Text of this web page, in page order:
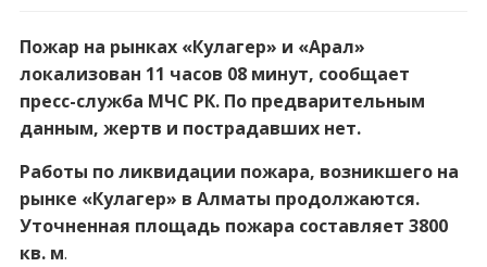
Пожар на рынках «Кулагер» и «Арал»
локализован 11 часов 08 минут, сообщает
пресс-служба МЧС РК. По предварительным
данным, жертв и пострадавших нет.
Работы по ликвидации пожара, возникшего на
рынке «Кулагер» в Алматы продолжаются.
Уточненная площадь пожара составляет 3800
кв. м.